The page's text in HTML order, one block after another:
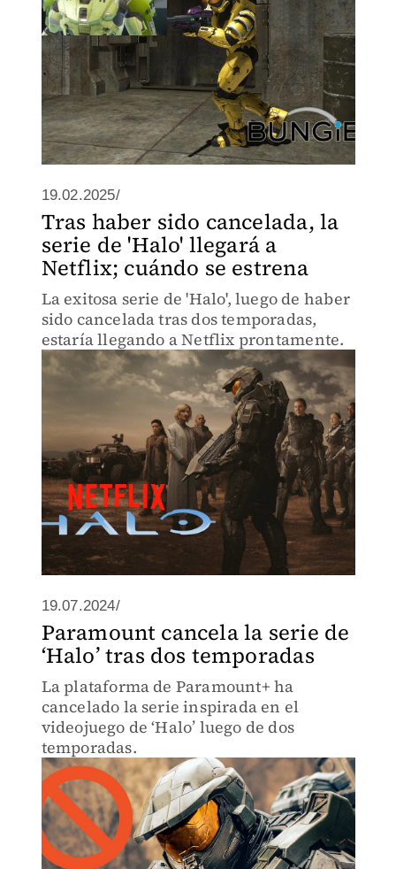
19.02.2025/
Tras haber sido cancelada, la
serie de 'Halo' llegará a
Netflix; cuándo se estrena
La exitosa serie de 'Halo', luego de haber
sido cancelada tras dos temporadas,
estaría llegando a Netflix prontamente.
19.07.2024/
Paramount cancela la serie de
‘Halo’ tras dos temporadas
La plataforma de Paramount+ ha
cancelado la serie inspirada en el
videojuego de ‘Halo’ luego de dos
temporadas.